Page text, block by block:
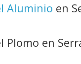
Aluminio en
Plomo en